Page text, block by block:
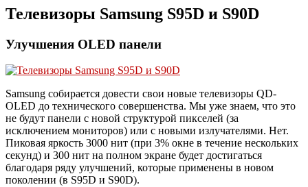
Телевизоры Samsung S95D и S90D
Улучшения OLED панели
Samsung собирается довести свои новые телевизоры QD-
OLED до технического совершенства. Мы уже знаем, что это
не будут панели с новой структурой пикселей (за
исключением мониторов) или с новыми излучателями. Нет.
Пиковая яркость 3000 нит (при 3% окне в течение нескольких
секунд) и 300 нит на полном экране будет достигаться
благодаря ряду улучшений, которые применены в новом
поколении (в S95D и S90D).